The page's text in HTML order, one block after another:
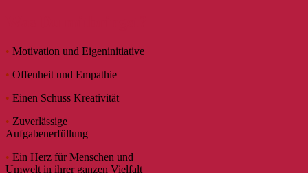
• Motivation und Eigeninitiative
• Offenheit und Empathie
• Einen Schuss Kreativität
• Zuverlässige
Aufgabenerfüllung
• Ein Herz für Menschen und
Umwelt in ihrer ganzen Vielfalt